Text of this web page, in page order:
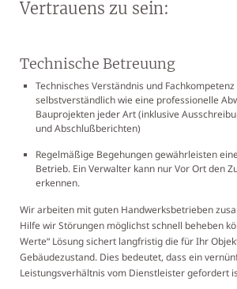
Vertrauens zu sein:
Technische Betreuung
Technisches Verständnis und
selbstverständlich wie eine professionelle
Bauprojekten jeder Art (inklusive
und Abschlußberichten)
Regelmäßige Begehungen gewährleisten
Betrieb. Ein Verwalter kann nur Vor Ort den
erkennen.
Wir arbeiten mit guten Handwerksbetrieben
Hilfe wir Störungen möglichst schnell beheben
Werte“ Lösung sichert langfristig die für Ihr
Gebäudezustand. Dies bedeutet, dass ein
Leistungsverhältnis vom Dienstleister gefordert